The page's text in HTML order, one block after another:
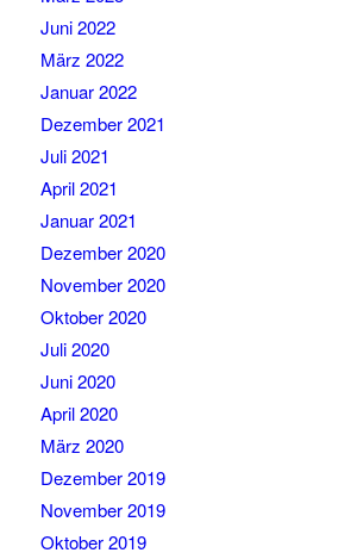
Juni 2022
März 2022
Januar 2022
Dezember 2021
Juli 2021
April 2021
Januar 2021
Dezember 2020
November 2020
Oktober 2020
Juli 2020
Juni 2020
April 2020
März 2020
Dezember 2019
November 2019
Oktober 2019